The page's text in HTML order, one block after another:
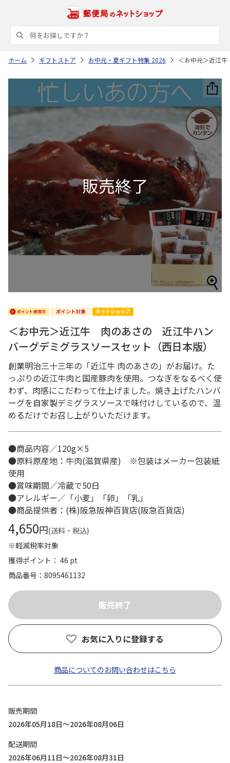
ホーム ギフトストア お中元・夏ギフト特集 2026 ＜お中元＞近江
＜お中元＞近江牛 肉のあさの 近江牛ハン
バーグデミグラスソースセット（西日本版）
創業明治三十三年の「近江牛 肉のあさの」がお届け。た
っぷりの近江牛肉と国産豚肉を使用。つなぎをなるべく使
わず、肉感にこだわって仕上げました。焼き上げたハンバ
ーグを自家製デミグラスソースで味付けしているので、温
めるだけでお召し上がりいただけます。
●商品内容／120g×5
●原料原産地：牛肉(滋賀県産) ※包装はメーカー包装紙
使用
●賞味期間／冷蔵で50日
●アレルギー／「小麦」「卵」「乳」
●商品提供者：(株)阪急阪神百貨店(阪急百貨店)
4,650円(送料・税込)
※軽減税率対象
獲得ポイント： 46 pt
商品番号
8095461132
お気に入りに登録する
商品についてのお問い合わせはこちら
販売期間
2026年05月18日～2026年08月06日
配送期間
2026年06月11日～2026年08月31日